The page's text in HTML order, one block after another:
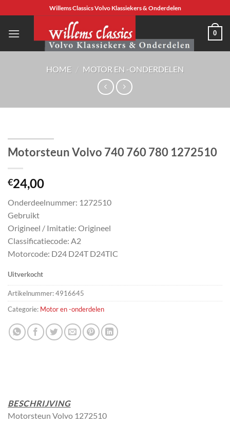
naar
inhoud
Willems Classics Volvo Klassiekers & Onderdelen
0
HOME / MOTOR EN -ONDERDELEN
Motorsteun Volvo 740 760 780 1272510
€24,00
Onderdeelnummer: 1272510
Gebruikt
Origineel / Imitatie: Origineel
Classificatiecode: A2
Motorcode: D24 D24T D24TIC
Uitverkocht
Artikelnummer:4916645
Categorie: Motor en -onderdelen
BESCHRIJVING
Motorsteun Volvo 1272510